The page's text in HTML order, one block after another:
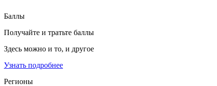
Баллы
Получайте и тратьте баллы
Здесь можно и то, и другое
Узнать подробнее
Регионы